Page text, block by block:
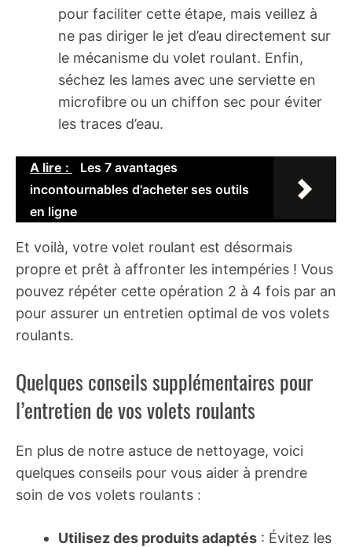
pour faciliter cette étape, mais veillez à
ne pas diriger le jet d’eau directement sur
le mécanisme du volet roulant. Enfin,
séchez les lames avec une serviette en
microfibre ou un chiffon sec pour éviter
les traces d’eau.
A lire :
Les 7 avantages
incontournables d'acheter ses outils
en ligne
Et voilà, votre volet roulant est désormais
propre et prêt à affronter les intempéries ! Vous
pouvez répéter cette opération 2 à 4 fois par an
pour assurer un entretien optimal de vos volets
roulants.
Quelques conseils supplémentaires pour
l’entretien de vos volets roulants
En plus de notre astuce de nettoyage, voici
quelques conseils pour vous aider à prendre
soin de vos volets roulants :
Utilisez des produits adaptés : Évitez les